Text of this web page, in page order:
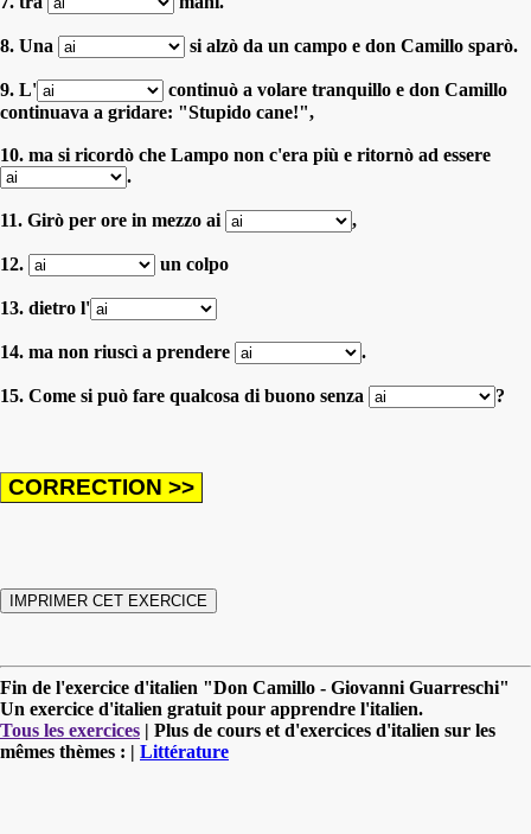
8. Una si alzò da un campo e don Camillo sparò.
9. L'
continuò a volare tranquillo e don Camillo
continuava a gridare: "Stupido cane!",
10. ma si ricordò che Lampo non c'era più e ritornò ad essere
.
11. Girò per ore in mezzo ai ,
12. un colpo
13. dietro l'
14. ma non riuscì a prendere .
15. Come si può fare qualcosa di buono senza ?
Fin de l'exercice d'italien "Don Camillo - Giovanni Guarreschi"
Un exercice d'italien gratuit pour apprendre l'italien.
Tous les exercices | Plus de cours et d'exercices d'italien sur les
mêmes thèmes : | Littérature